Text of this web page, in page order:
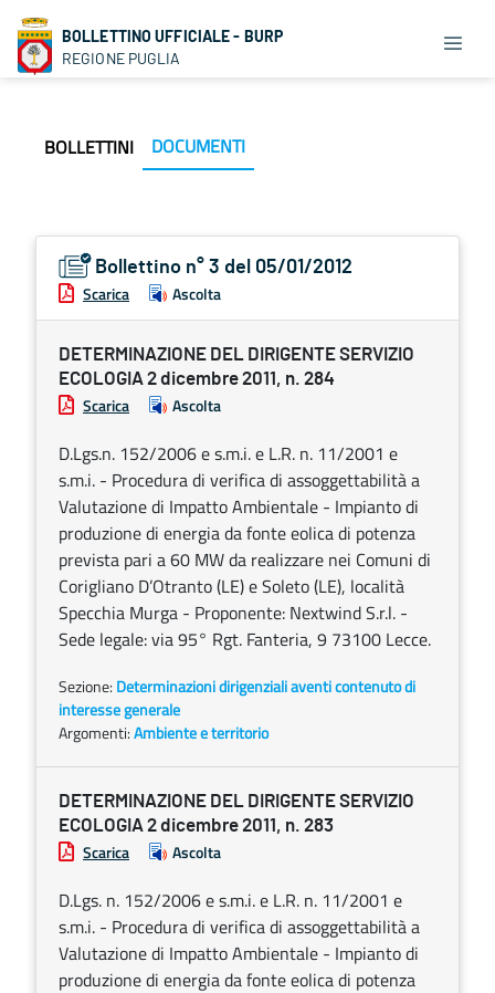
BOLLETTINO UFFICIALE - BURP
REGIONE PUGLIA
BOLLETTINI DOCUMENTI
Bollettino n° 3 del 05/01/2012
Scarica Ascolta
DETERMINAZIONE DEL DIRIGENTE SERVIZIO
ECOLOGIA 2 dicembre 2011, n. 284
Scarica Ascolta
D.Lgs.n. 152/2006 e s.m.i. e L.R. n. 11/2001 e
s.m.i. - Procedura di verifica di assoggettabilità a
Valutazione di Impatto Ambientale - Impianto di
produzione di energia da fonte eolica di potenza
prevista pari a 60 MW da realizzare nei Comuni di
Corigliano D’Otranto (LE) e Soleto (LE), località
Specchia Murga - Proponente: Nextwind S.r.l. -
Sede legale: via 95° Rgt. Fanteria, 9 73100 Lecce.
Sezione: Determinazioni dirigenziali aventi contenuto di
interesse generale
Argomenti:Ambiente e territorio
DETERMINAZIONE DEL DIRIGENTE SERVIZIO
ECOLOGIA 2 dicembre 2011, n. 283
Scarica Ascolta
D.Lgs. n. 152/2006 e s.m.i. e L.R. n. 11/2001 e
s.m.i. - Procedura di verifica di assoggettabilità a
Valutazione di Impatto Ambientale - Impianto di
produzione di energia da fonte eolica di potenza